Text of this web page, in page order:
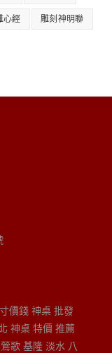
心經 雕刻神明聯
價錢 神桌 批發
神桌 特價 推薦
歌 基隆 淡水 八